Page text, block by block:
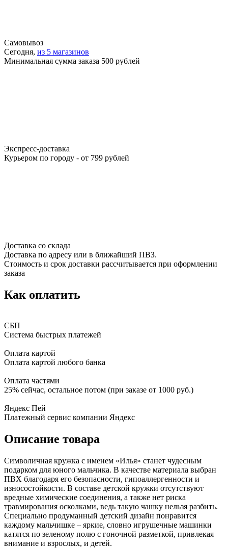
Самовывоз
Сегодня, из 5 магазинов
Минимальная сумма заказа 500 рублей
Экспресс-доставка
Курьером по городу - от 799 рублей
Доставка со склада
Доставка по адресу или в ближайший ПВЗ.
Стоимость и срок доставки рассчитывается при оформлении
заказа
Как оплатить
СБП
Система быстрых платежей
Оплата картой
Оплата картой любого банка
Оплата частями
25% сейчас, остальное потом (при заказе от 1000 руб.)
Яндекс Пей
Платежный сервис компании Яндекс
Описание товара
Символичная кружка с именем «Илья» станет чудесным
подарком для юного мальчика. В качестве материала выбран
ПВХ благодаря его безопасности, гипоаллергенности и
износостойкости. В составе детской кружки отсутствуют
вредные химические соединения, а также нет риска
травмирования осколками, ведь такую чашку нельзя разбить.
Специально продуманный детский дизайн понравится
каждому мальчишке – яркие, словно игрушечные машинки
катятся по зеленому полю с гоночной разметкой, привлекая
внимание и взрослых, и детей.